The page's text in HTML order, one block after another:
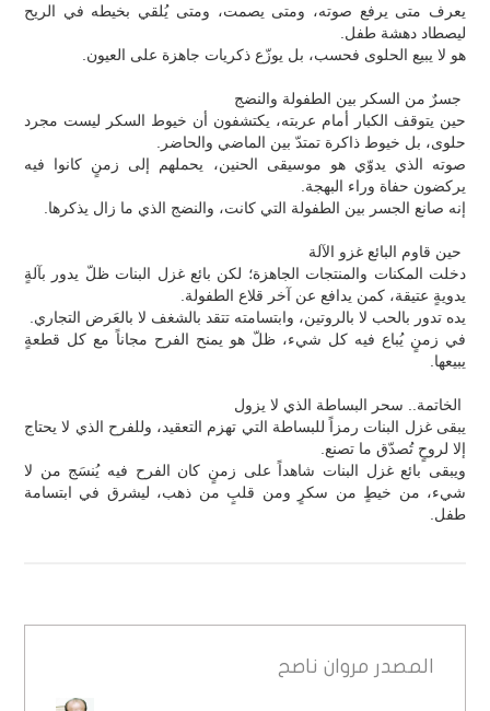
يعرف متى يرفع صوته، ومتى يصمت، ومتى يُلقي بخيطه في الريح
ليصطاد دهشة طفل.
هو لا يبيع الحلوى فحسب، بل يوزّع ذكريات جاهزة على العيون.
جسرٌ من السكر بين الطفولة والنضج
حين يتوقف الكبار أمام عربته، يكتشفون أن خيوط السكر ليست مجرد
حلوى، بل خيوط ذاكرة تمتدّ بين الماضي والحاضر.
صوته الذي يدوّي هو موسيقى الحنين، يحملهم إلى زمنٍ كانوا فيه
يركضون حفاة وراء البهجة.
إنه صانع الجسر بين الطفولة التي كانت، والنضج الذي ما زال يذكرها.
حين قاوم البائع غزو الآلة
دخلت المكنات والمنتجات الجاهزة؛ لكن بائع غزل البنات ظلّ يدور بآلةٍ
يدويةٍ عتيقة، كمن يدافع عن آخر قلاع الطفولة.
يده تدور بالحب لا بالروتين، وابتسامته تتقد بالشغف لا بالعَرض التجاري.
في زمنٍ يُباع فيه كل شيء، ظلّ هو يمنح الفرح مجاناً مع كل قطعةٍ
يبيعها.
الخاتمة.. سحر البساطة الذي لا يزول
يبقى غزل البنات رمزاً للبساطة التي تهزم التعقيد، وللفرح الذي لا يحتاج
إلا لروحٍ تُصدّق ما تصنع.
ويبقى بائع غزل البنات شاهداً على زمنٍ كان الفرح فيه يُنسَج من لا
شيء، من خيطٍ من سكرٍ ومن قلبٍ من ذهب، ليشرق في ابتسامة
طفل.
المصدر مروان ناصح